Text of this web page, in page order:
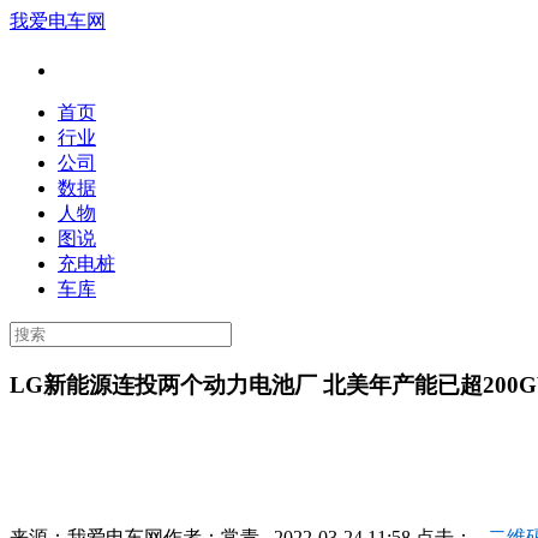
我爱电车网
首页
行业
公司
数据
人物
图说
充电桩
车库
LG新能源连投两个动力电池厂 北美年产能已超